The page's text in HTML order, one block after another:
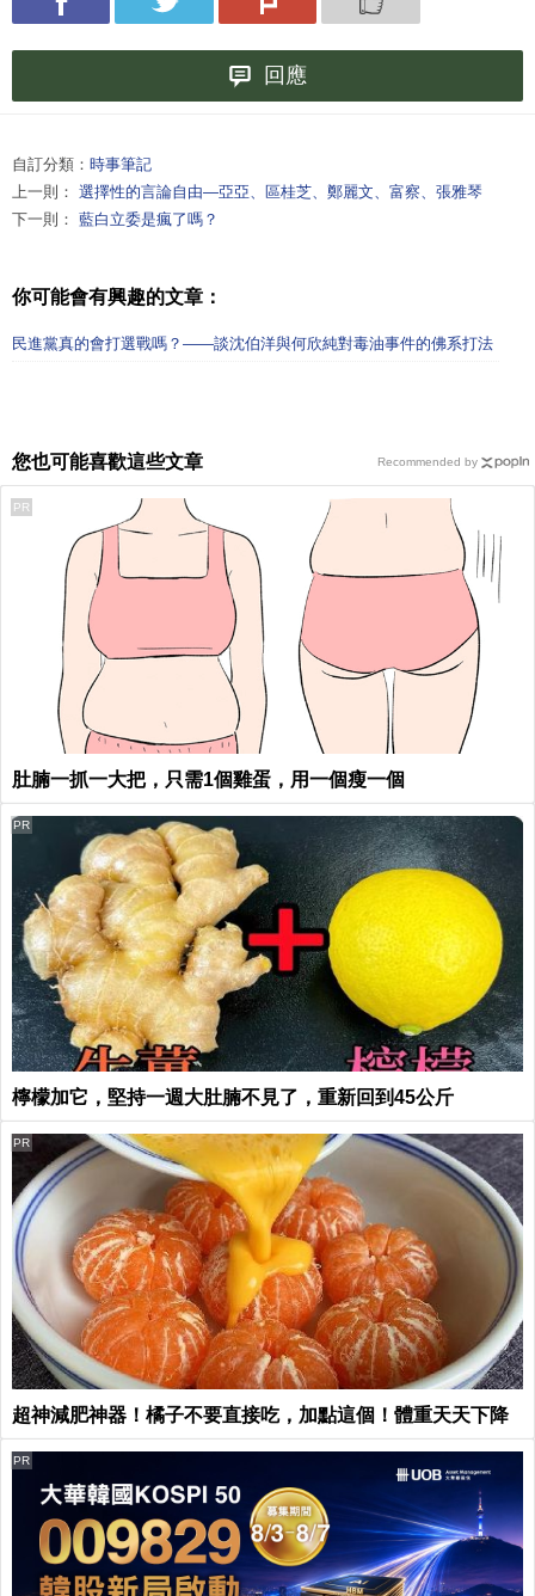
回應
自訂分類： 時事筆記
上一則： 選擇性的言論自由—亞亞、區桂芝、鄭麗文、富察、張雅琴
下一則： 藍白立委是瘋了嗎？
你可能會有興趣的文章：
民進黨真的會打選戰嗎？——談沈伯洋與何欣純對毒油事件的佛系打法
您也可能喜歡這些文章
肚腩一抓一大把，只需1個雞蛋，用一個瘦一個
PR
檸檬加它，堅持一週大肚腩不見了，重新回到45公斤
PR
超神減肥神器！橘子不要直接吃，加點這個！體重天天下降
PR
PR
Recommended by